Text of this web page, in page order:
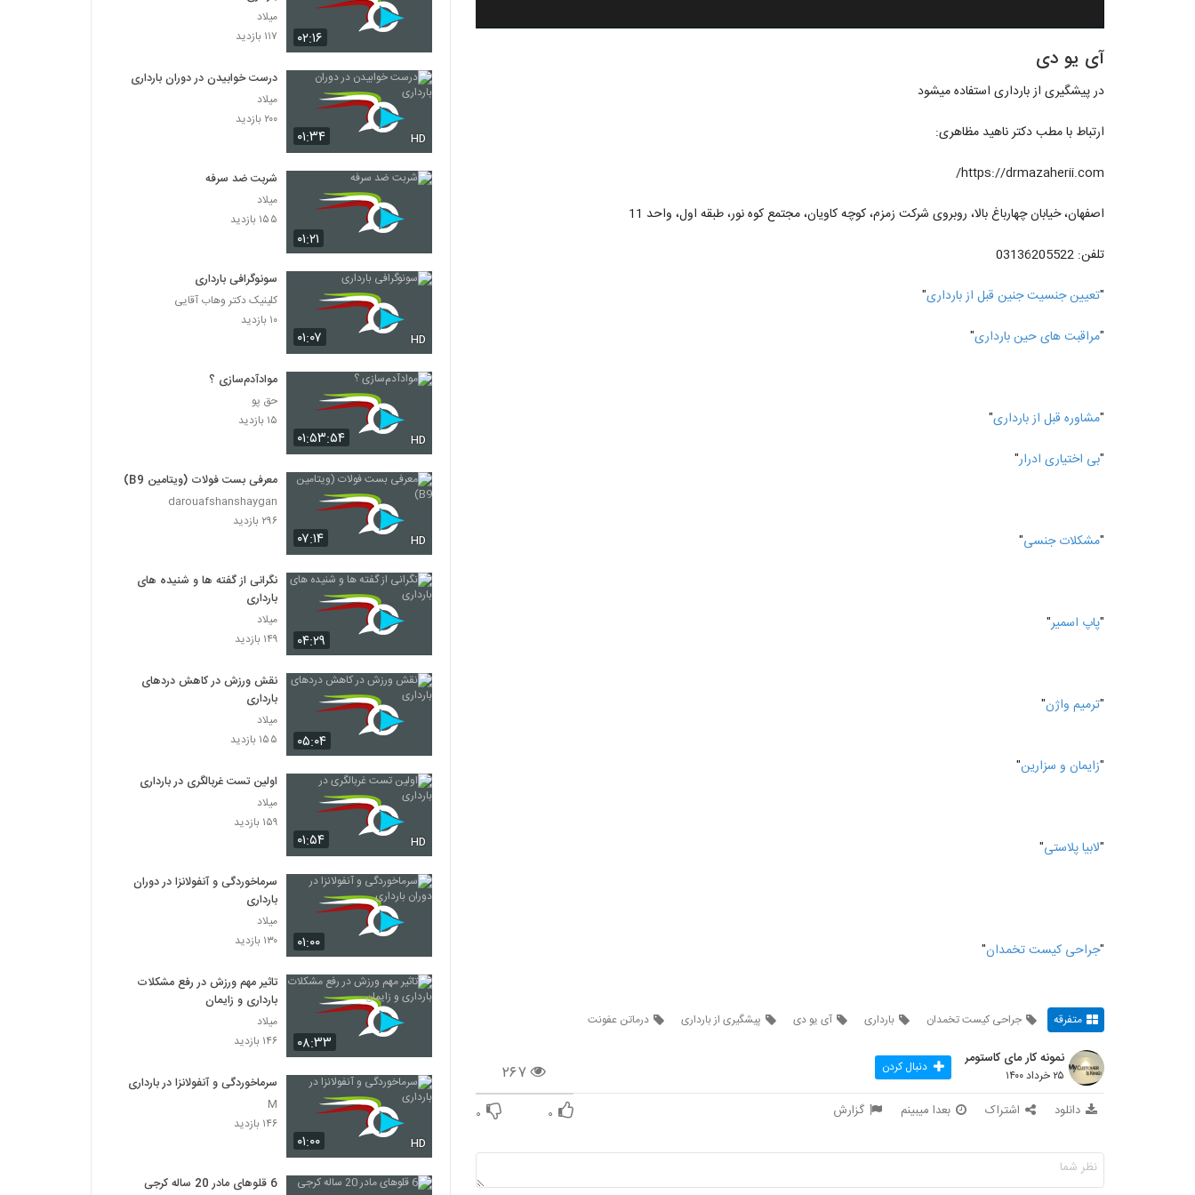
آی یو دی
در پیشگیری از بارداری استفاده میشود
ارتباط با مطب دکتر ناهید مظاهری:
https://drmazaherii.com/
اصفهان، خیابان چهارباغ بالا، روبروی شرکت زمزم، کوچه کاویان، مجتمع کوه نور، طبقه اول، واحد 11
تلفن: 03136205522
"تعیین جنسیت جنین قبل از بارداری"
"مراقبت های حین بارداری"
"مشاوره قبل از بارداری"
"بی اختیاری ادرار"
"مشکلات جنسی"
"پاپ اسمیر"
"ترمیم واژن"
"زایمان و سزارین"
"لابیا پلاستی"
"جراحی کیست تخمدان"
متفرقه جراحی کیست تخمدان بارداری آی یو دی پیشگیری از بارداری درماتن عفونت
۲۶۷
نمونه کار مای کاستومر
۲۵ خرداد ۱۴۰۰ دنبال کردن
دانلود اشتراک بعدا میبینم گزارش ۰ ۰
۰۲:۱۶
میلاد
۱۱۷ بازدید
۰۱:۳۴ HD
درست خوابیدن در دوران بارداری
میلاد
۲۰۰ بازدید
۰۱:۲۱
شربت ضد سرفه
میلاد
۱۵۵ بازدید
۰۱:۰۷ HD
سونوگرافی بارداری
کلینیک دکتر وهاب آقایی
۱۰ بازدید
۰۱:۵۳:۵۴ HD
موادآدم‌سازی ؟
حق پو
۱۵ بازدید
۰۷:۱۴ HD
معرفی بست فولات (ویتامین B9)
darouafshanshaygan
۲۹۶ بازدید
۰۴:۲۹
نگرانی‌ از گفته ها و شنیده های
بارداری
میلاد
۱۴۹ بازدید
۰۵:۰۴
نقش ورزش در کاهش دردهای
بارداری
میلاد
۱۵۵ بازدید
۰۱:۵۴ HD
اولین تست­‌ غربالگری در بارداری
میلاد
۱۵۹ بازدید
۰۱:۰۰
سرماخوردگی و آنفولانزا در دوران
بارداری
میلاد
۱۳۰ بازدید
۰۸:۳۳
تاثیر مهم ورزش در رفع مشکلات
بارداری و زایمان
میلاد
۱۴۶ بازدید
۰۱:۰۰ HD
سرماخوردگی و آنفولانزا در بارداری
M
۱۴۶ بازدید
6 قلوهای مادر 20 ساله کرجی